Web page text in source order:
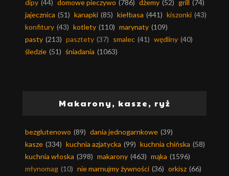
dipy (44) domowe pieczywo (786) dżemy (52) grill
(74)
jajecznica (51) kanapki (85) kiełbasa (441) kiszonki (43)
konfitury (43) kotlety (110) marynaty (109)
pasty (213) pasztety (37) smalec (41) wędliny (40)
śledzie (51) śniadania (1063)
Makarony, kasze, ryż
bezglutenowo (89) dania jednogarnkowe (39)
kasze (334) kuchnia azjatycka (99) kuchnia chińska (58)
kuchnia włoska (398) makarony (463) mąka (1596)
młynomag (10) nie marnujmy żywności (36) orkisz (66)